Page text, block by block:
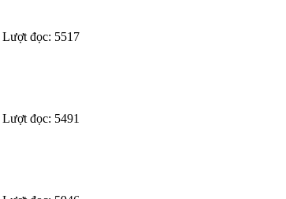
Lượt đọc: 5517
Lượt đọc: 5491